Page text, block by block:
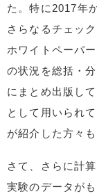
た。特に2017年
さらなるチェッ
ホワイトペーパ
の状況を総括・
にまとめ出版し
として用いられ
が紹介した方々
さて、さらに計
実験のデータが